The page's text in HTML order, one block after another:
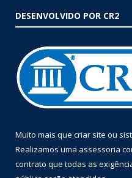
DESENVOLVIDO POR CR2
Muito mais que criar site ou
Realizamos uma assessoria
contrato que todas as